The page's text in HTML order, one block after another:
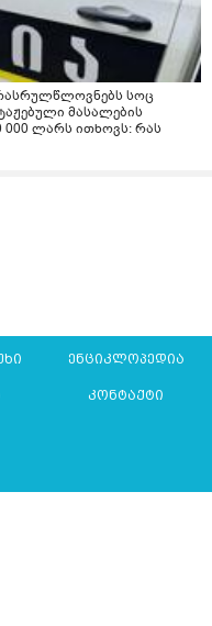
სოც
მასალების
000 ლარს ითხოვს: რას
ენციკლოპედია
კონტაქტი